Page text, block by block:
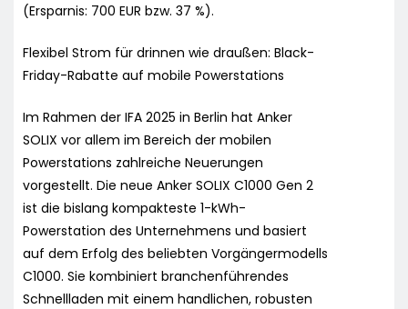
(Ersparnis: 700 EUR bzw. 37 %).
Flexibel Strom für drinnen wie draußen: Black-
Friday-Rabatte auf mobile Powerstations
Im Rahmen der IFA 2025 in Berlin hat Anker
SOLIX vor allem im Bereich der mobilen
Powerstations zahlreiche Neuerungen
vorgestellt. Die neue Anker SOLIX C1000 Gen 2
ist die bislang kompakteste 1-kWh-
Powerstation des Unternehmens und basiert
auf dem Erfolg des beliebten Vorgängermodells
C1000. Sie kombiniert branchenführendes
Schnellladen mit einem handlichen, robusten